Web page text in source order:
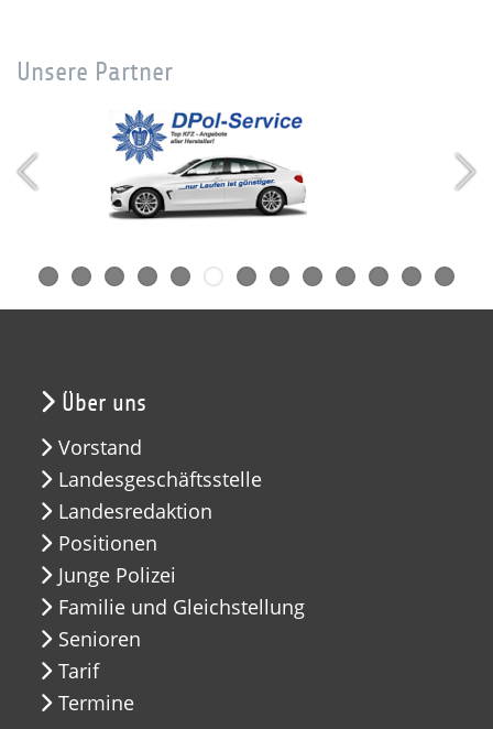
Unsere Partner
Über uns
Vorstand
Landesgeschäftsstelle
Landesredaktion
Positionen
Junge Polizei
Familie und Gleichstellung
Senioren
Tarif
Termine